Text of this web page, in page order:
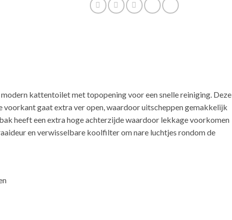
modern kattentoilet met topopening voor een snelle reiniging. Deze
gaat extra ver open, waardoor uitscheppen gemakkelijk
heeft een extra hoge achterzijde waardoor lekkage voorkomen
en verwisselbare koolfilter om nare luchtjes rondom de